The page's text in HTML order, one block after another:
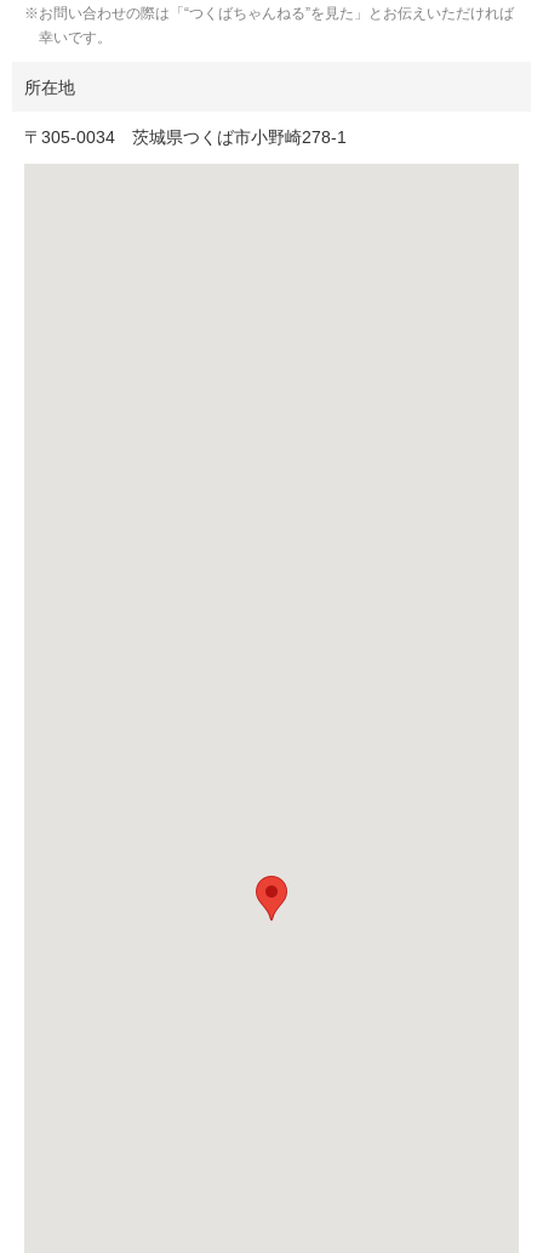
お問い合わせの際は「“つくばちゃんねる”を見た」とお伝えいただければ
幸いです。
所在地
〒 305-0034 茨城県つくば市小野崎278-1